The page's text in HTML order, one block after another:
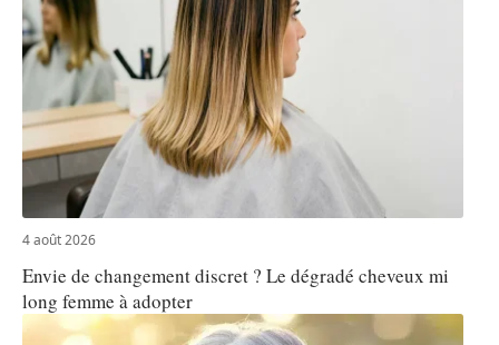
4 août 2026
Envie de changement discret ? Le dégradé cheveux mi
long femme à adopter